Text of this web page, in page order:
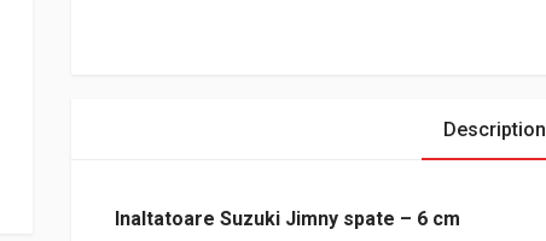
Description
Inaltatoare Suzuki Jimny spate – 6 cm